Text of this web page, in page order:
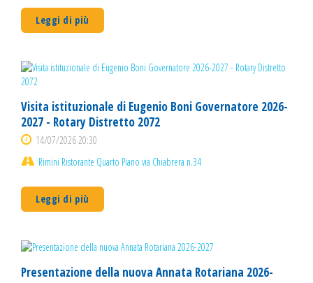
Leggi di più
Visita istituzionale di Eugenio Boni Governatore 2026-
2027 - Rotary Distretto 2072
14/07/2026 20:30
Rimini Ristorante Quarto Piano via Chiabrera n.34
Leggi di più
Presentazione della nuova Annata Rotariana 2026-